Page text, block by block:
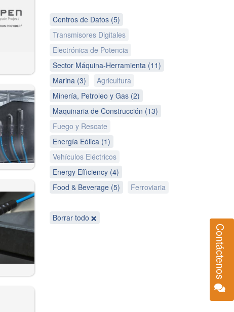
Contáctenos
Centros de Datos (5)
Transmisores Digitales
Electrónica de Potencia
Sector Máquina-Herramienta (11)
Marina (3)
Agricultura
Minería, Petroleo y Gas (2)
Maquinaria de Construcción (13)
Fuego y Rescate
Energía Eólica (1)
Vehículos Eléctricos
Energy Efficiency (4)
Food & Beverage (5)
Ferroviaria
Borrar todo